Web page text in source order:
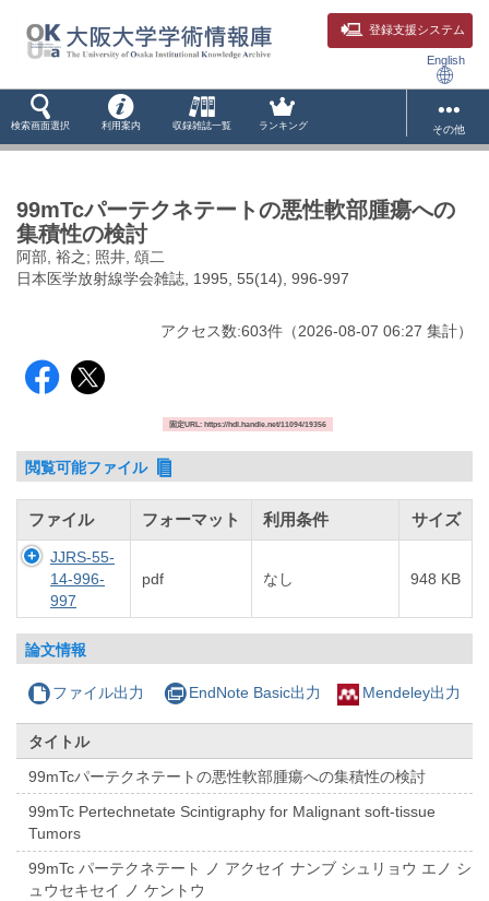
登録支援システム
English
検索画面選択 利用案内 収録雑誌一覧 ランキング その他
99mTcパーテクネテートの悪性軟部腫瘍への
集積性の検討
阿部, 裕之; 照井, 頌二
日本医学放射線学会雑誌, 1995, 55(14), 996-997
アクセス数:603件 （2026-08-07 06:27 集計）
固定URL: https://hdl.handle.net/11094/19356
閲覧可能ファイル
ファイル フォーマット 利用条件 サイズ
JJRS-55-
14-996-
997
pdf なし 948 KB
論文情報
ファイル出力 EndNote Basic出力 Mendeley出力
タイトル
99mTcパーテクネテートの悪性軟部腫瘍への集積性の検討
99mTc Pertechnetate Scintigraphy for Malignant soft-tissue
Tumors
99mTc パーテクネテート ノ アクセイ ナンブ シュリョウ エノ シ
ュウセキセイ ノ ケントウ